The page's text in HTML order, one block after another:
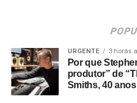
URGENTE 3 horas
Por que
produtor” de
Smiths, 40